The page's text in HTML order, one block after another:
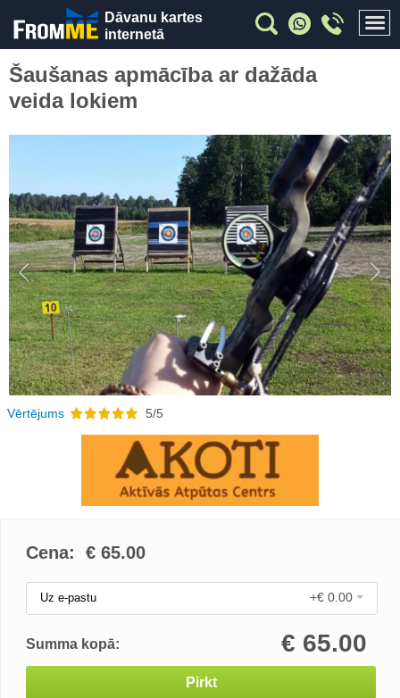
Dāvanu kartes
internetā
Šaušanas apmācība ar dažāda
veida lokiem
Previous
Vērtējums 5/5
Cena: € 65.00
Uz e-pastu +€ 0.00
Summa kopā: € 65.00
Pirkt